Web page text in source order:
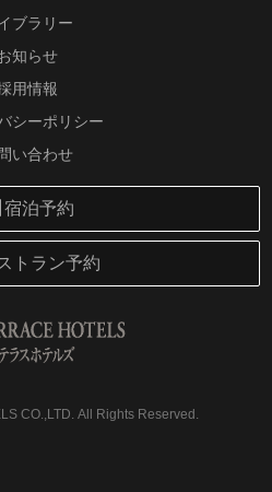
ブラリー
知らせ
用情報
シーポリシー
い合わせ
宿泊予約
トラン予約
CO.,LTD. All Rights Reserved.